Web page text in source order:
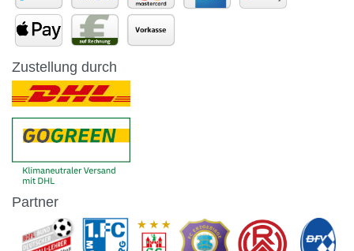
Zustellung durch
Partner